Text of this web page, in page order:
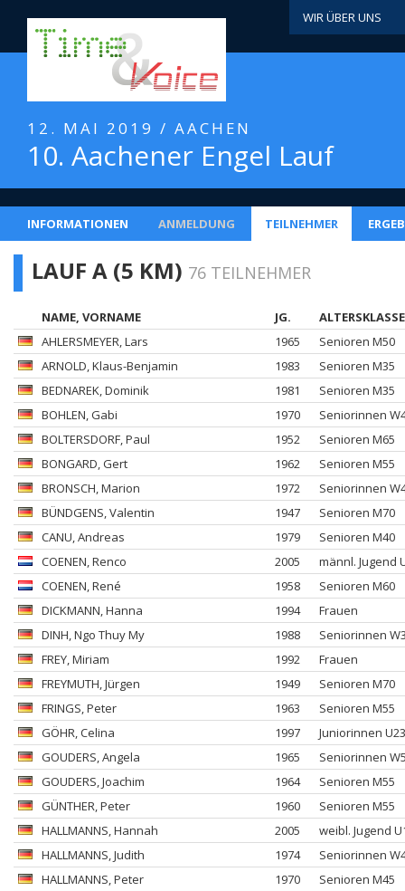
WIR ÜBER UNS
12. MAI 2019 / AACHEN
10. Aachener Engel Lauf
INFORMATIONEN ANMELDUNG TEILNEHMER
LAUF A (5 KM) 76 TEILNEHMER
NAME, VORNAME JG.
ALTERSKLASSE
AHLERSMEYER, Lars 1965
Senioren M50
ARNOLD, Klaus-Benjamin 1983
Senioren M35
BEDNAREK, Dominik 1981
Senioren M35
BOHLEN, Gabi 1970
Seniorinnen
BOLTERSDORF, Paul 1952
Senioren M65
BONGARD, Gert 1962
Senioren M55
BRONSCH, Marion 1972
Seniorinnen
BÜNDGENS, Valentin 1947
Senioren M70
CANU, Andreas 1979
Senioren M40
COENEN, Renco 2005
männl. Jugend
COENEN, René 1958
Senioren M60
DICKMANN, Hanna 1994
Frauen
DINH, Ngo Thuy My 1988
Seniorinnen
FREY, Miriam 1992
Frauen
FREYMUTH, Jürgen 1949
Senioren M70
FRINGS, Peter 1963
Senioren M55
GÖHR, Celina 1997
Juniorinnen U23
GOUDERS, Angela 1965
Seniorinnen
GOUDERS, Joachim 1964
Senioren M55
GÜNTHER, Peter 1960
Senioren M55
HALLMANNS, Hannah 2005
weibl. Jugend
HALLMANNS, Judith 1974
Seniorinnen
HALLMANNS, Peter 1970
Senioren M45